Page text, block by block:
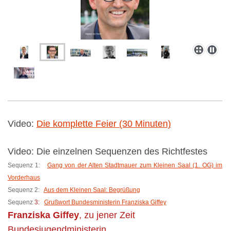
Video: Die komplette Feier (30 Minuten)
Video: Die einzelnen Sequenzen des Richtfestes
Sequenz 1:
Gang von der Alten Stadtmauer zum Kleinen Saal (1. OG) im
Vorderhaus
Sequenz 2: Aus dem Kleinen Saal: Begrüßung
Sequenz 3: Grußwort Bundesministerin Franziska Giffey
Franziska Giffey, zu jener Zeit